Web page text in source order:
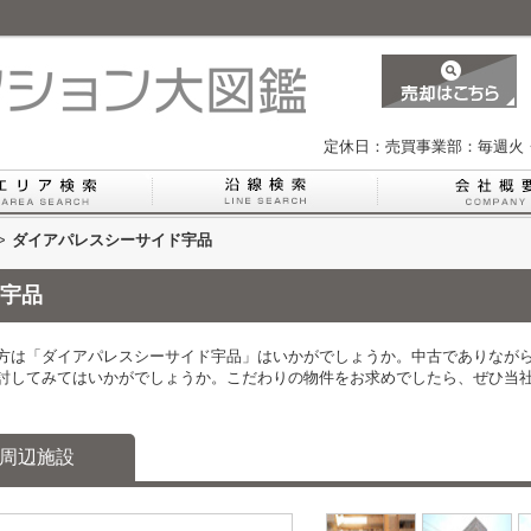
定休日：売買事業部：毎週
ダイアパレスシーサイド宇品
品
は「ダイアパレスシーサイド宇品」はいかがでしょうか。中古でありなが
してみてはいかがでしょうか。こだわりの物件をお求めでしたら、ぜひ当
辺施設